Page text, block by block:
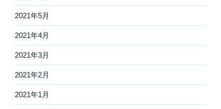
2021年5月
2021年4月
2021年3月
2021年2月
2021年1月